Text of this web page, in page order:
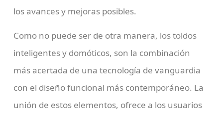
los avances y mejoras posibles.
Como no puede ser de otra manera, los toldos
inteligentes y domóticos, son la combinación
más acertada de una tecnología de vanguardia
con el diseño funcional más contemporáneo. La
unión de estos elementos, ofrece a los usuarios